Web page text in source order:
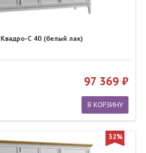
С 40 (белый лак)
97 369
В КОРЗИНУ
32%